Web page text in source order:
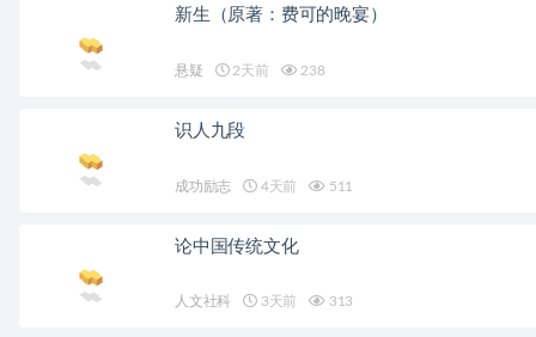
新生（原著：费可的晚宴）
悬疑 2天前 238
识人九段
成功励志 4天前 511
论中国传统文化
人文社科 3天前 313